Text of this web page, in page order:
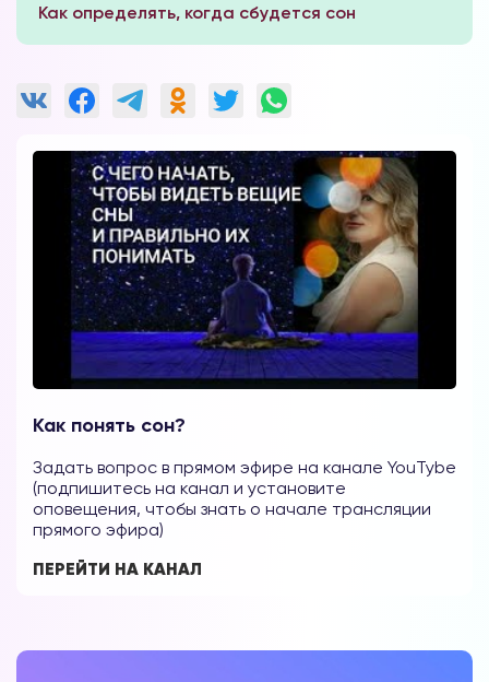
Как определять, когда сбудется сон
Как понять сон?
Задать вопрос в прямом эфире на канале YouTybe
(подпишитесь на канал и установите
оповещения, чтобы знать о начале трансляции
прямого эфира)
ПЕРЕЙТИ НА КАНАЛ